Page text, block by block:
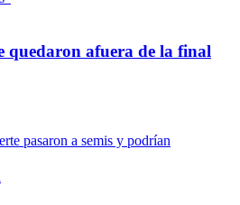
quedaron afuera de la final